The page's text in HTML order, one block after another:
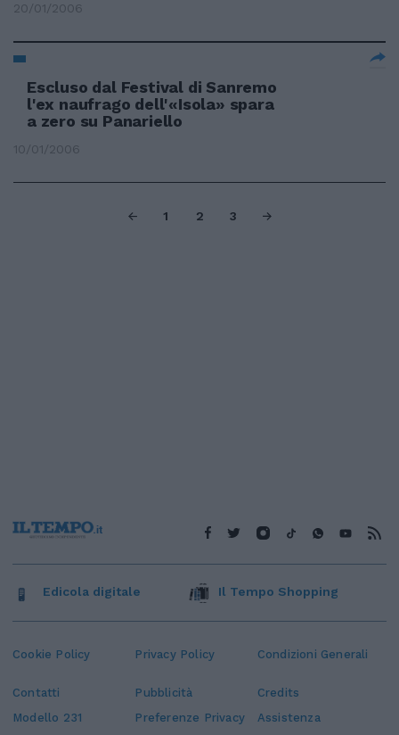
20/01/2006
Escluso dal Festival di Sanremo
l'ex naufrago dell'«Isola» spara
a zero su Panariello
10/01/2006
1 2 3
Cookie Policy Privacy Policy Condizioni Generali
Contatti Pubblicità
Credits
Modello 231
Preferenze Privacy Assistenza
Edicola digitale Il Tempo Shopping